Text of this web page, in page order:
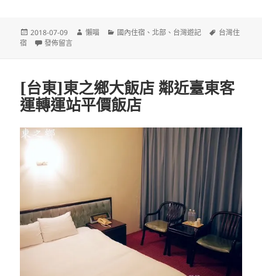
發
佈
2018-07-09
作
懶喵
分
國內住宿 、北部 、 台灣遊記
標
台灣住
宿
在〈[台北]建山大旅社 迪化街旁 民初復古風味旅店〉
發佈留言
[台東]東之鄉大飯店 鄰近臺東客
運轉運站平價飯店